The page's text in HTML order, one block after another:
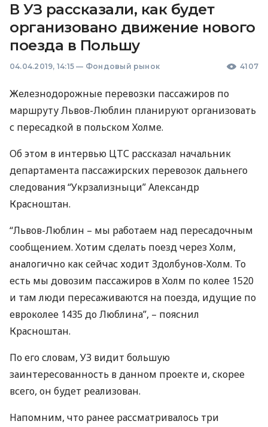
В УЗ рассказали, как будет
организовано движение нового
поезда в Польшу
04.04.2019, 14:15 — Фондовый рынок 4107
Железнодорожные перевозки пассажиров по
маршруту Львов-Люблин планируют организовать
с пересадкой в польском Холме.
Об этом в интервью ЦТС рассказал начальник
департамента пассажирских перевозок дальнего
следования “Укрзализныци” Александр
Красноштан.
“Львов-Люблин – мы работаем над пересадочным
сообщением. Хотим сделать поезд через Холм,
аналогично как сейчас ходит Здолбунов-Холм. То
есть мы довозим пассажиров в Холм по колее 1520
и там люди пересаживаются на поезда, идущие по
евроколее 1435 до Люблина”, – пояснил
Красноштан.
По его словам, УЗ видит большую
заинтересованность в данном проекте и, скорее
всего, он будет реализован.
Напомним, что ранее рассматривалось три